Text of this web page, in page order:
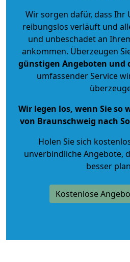
Wir sorgen dafür, dass Ihr
reibungslos verläuft und
und unbeschadet an
ankommen. Überzeugen
günstigen Angeboten und
umfassender Service
Wir legen los, wenn Sie so
von Braunschweig nach
Holen Sie sich
unverbindliche Angebote,
besser
Kostenlose